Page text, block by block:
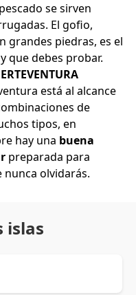
se sirven
El gofio,
grandes piedras, es el
que debes probar.
está al alcance
de
tipos, en
hay una buena
preparada para
nunca olvidarás.
islas